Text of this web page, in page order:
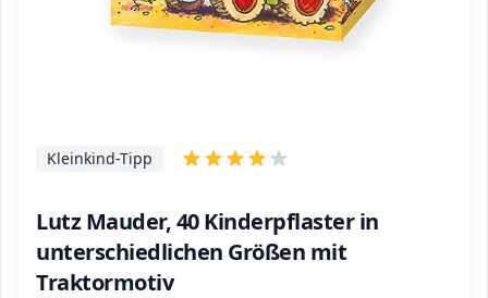
Lutz Mauder, 40 Kinderpflaster in
unterschiedlichen Größen mit
Traktormotiv
Kleinkind-Tipp